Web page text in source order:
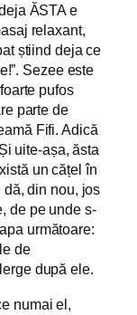
ĂSTA e
relaxant,
știind deja ce
Sezee este
pufos
parte de
Fifi. Adică
uite-așa, ăsta
un cățel în
din nou, jos
de pe unde s-
următoare:
de
după ele.
numai el,